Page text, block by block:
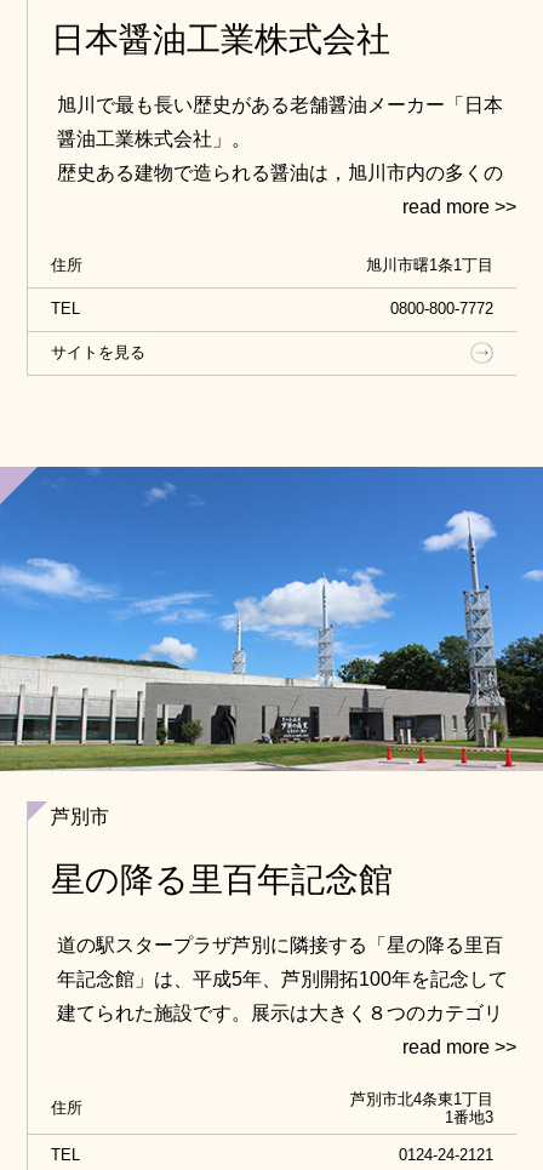
日本醤油工業株式会社
旭川で最も長い歴史がある老舗醤油メーカー「日本
醤油工業株式会社」。
歴史ある建物で造られる醤油は，旭川市内の多くの
ラーメン店でも使われています。直売所では，醤油
工品を購入することができます。
住所 旭川市曙1条1丁目
TEL 0800-800-7772
サイトを見る
芦別市
星の降る里百年記念館
道の駅スタープラザ芦別に隣接する「星の降る里百
年記念館」は、平成5年、芦別開拓100年を記念して
建てられた施設です。展示は大きく８つのカテゴリ
に分かれており、芦別の美しい星空を疑似体験しな
山植物があることで知られる、芦別の「崕山（きり
ぎしやま）」の迫力満点のジオラマが展示された
住所
芦別市北4条東1丁目
1番地3
TEL 0124-24-2121